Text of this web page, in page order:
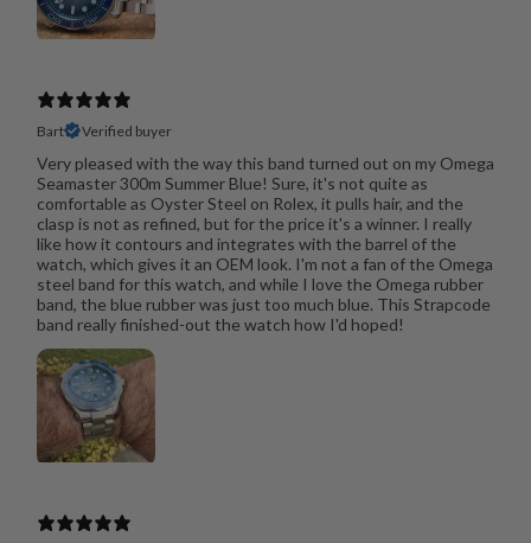
Bart Verified buyer
Very pleased with the way this band turned out on my Omega
Seamaster 300m Summer Blue! Sure, it's not quite as
comfortable as Oyster Steel on Rolex, it pulls hair, and the
clasp is not as refined, but for the price it's a winner. I really
like how it contours and integrates with the barrel of the
watch, which gives it an OEM look. I'm not a fan of the Omega
steel band for this watch, and while I love the Omega rubber
band, the blue rubber was just too much blue. This Strapcode
band really finished-out the watch how I'd hoped!